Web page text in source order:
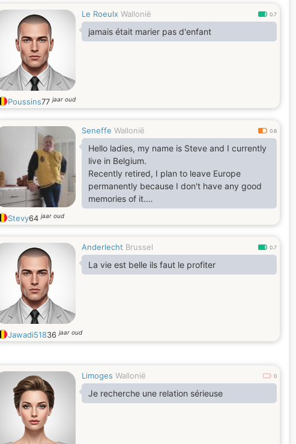
Le Roeulx Wallonië 0.7
jamais était marier pas d'enfant
Poussins77jaar oud
Seneffe Wallonië 0.6
Hello ladies, my name is Steve and I currently
live in Belgium.
Recently retired, I plan to leave Europe
permanently because I don't have any good
memories of it.
I have always been fascinated by Australia
and that is why I am looking for my Australian
country, a soul mate can wait for us.
Stevy64jaar oud
Anderlecht Brussel 0.7
La vie est belle ils faut le profiter
Jawadi51836jaar oud
Limoges Wallonië 0
Je recherche une relation sérieuse